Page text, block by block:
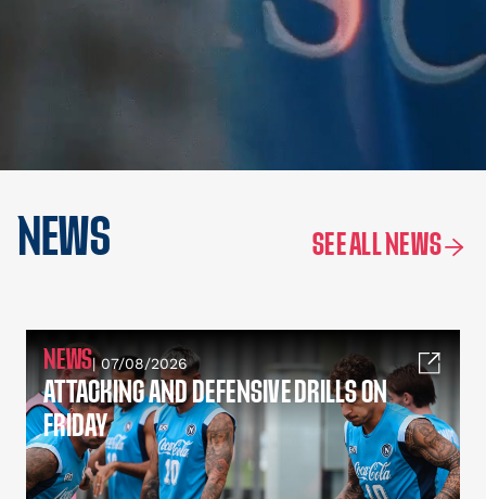
NEWS SEE ALL NEWS
NEWS| 07/08/2026
ATTACKING AND DEFENSIVE DRILLS ON
FRIDAY